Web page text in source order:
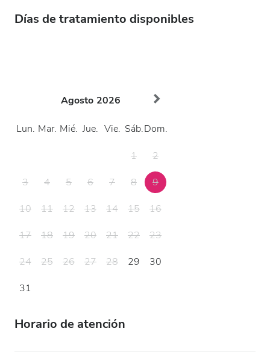
Días de tratamiento disponibles
Agosto 2026
Lun. Mar. Mié. Jue. Vie. Sáb.Dom.
1
2
3
4 5 6 7 8
9
10
11 12 13 14 15
16
17
18 19 20 21 22
23
24
25 26 27 28 29
30
31
Horario de atención